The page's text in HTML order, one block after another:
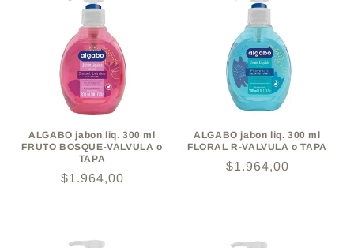
ALGABO jabon liq. 300 ml
FRUTO BOSQUE-VALVULA o
TAPA
Precio
$1.964,00
ALGABO jabon liq. 300 ml
FLORAL R-VALVULA o TAPA
Precio
$1.964,00